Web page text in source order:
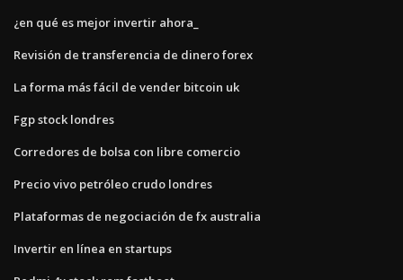
¿en qué es mejor invertir ahora_
Revisión de transferencia de dinero forex
La forma más fácil de vender bitcoin uk
Fgp stock londres
Corredores de bolsa con libre comercio
Precio vivo petróleo crudo londres
Plataformas de negociación de fx australia
Invertir en línea en startups